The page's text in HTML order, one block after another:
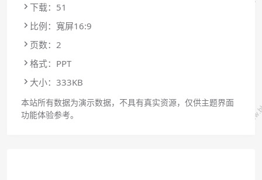
下载：51
比例：寬屏16:9
页数：2
格式：PPT
大小：333KB
本站所有数据为演示数据，不具有真实资源，仅供主题界面
功能体验参考。